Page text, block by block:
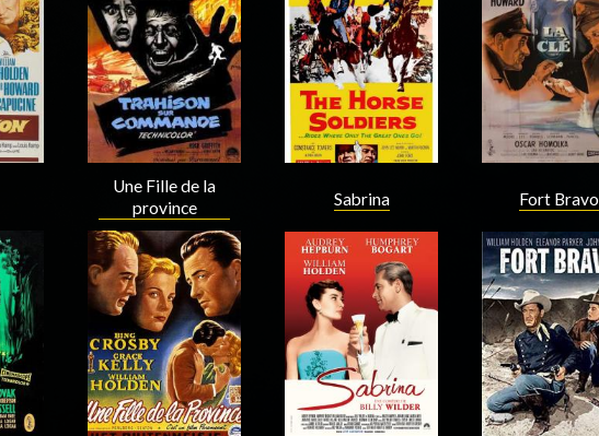
Acteur Acteur Acteur
Acteur Acteur Acteur
Une Fille de la
province
Sabrina Fort Bravo